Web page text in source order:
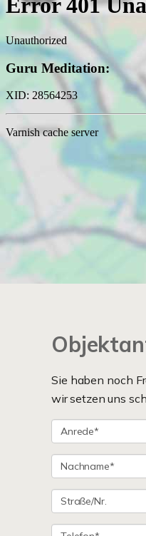
Sie haben noch
wir setzen uns